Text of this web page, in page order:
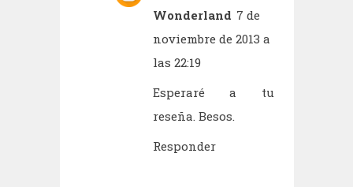
Wonderland 7 de
noviembre de 2013 a
las 22:19
Esperaré a tu
reseña. Besos.
Responder